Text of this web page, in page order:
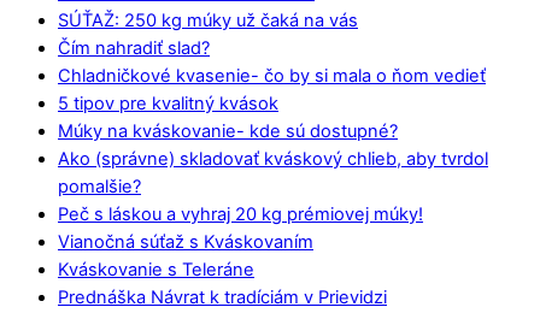
SÚŤAŽ: 250 kg múky už čaká na vás
Čím nahradiť slad?
Chladničkové kvasenie- čo by si mala o ňom vedieť
5 tipov pre kvalitný kvások
Múky na kváskovanie- kde sú dostupné?
Ako (správne) skladovať kváskový chlieb, aby tvrdol
pomalšie?
Peč s láskou a vyhraj 20 kg prémiovej múky!
Vianočná súťaž s Kváskovaním
Kváskovanie s Teleráne
Prednáška Návrat k tradíciám v Prievidzi